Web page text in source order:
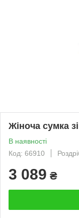
Жіноча сумка
В наявності
Код: 66910
3 089 ₴